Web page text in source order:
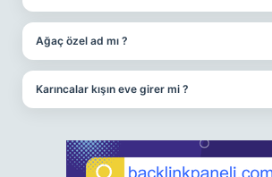
Ağaç özel ad mı ?
Karıncalar kışın eve girer mi ?